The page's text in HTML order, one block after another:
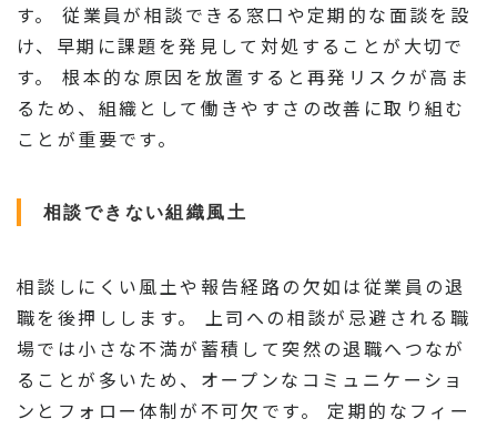
す。 従業員が相談できる窓口や定期的な面談を設
け、早期に課題を発見して対処することが大切で
す。 根本的な原因を放置すると再発リスクが高ま
るため、組織として働きやすさの改善に取り組む
ことが重要です。
相談できない組織風土
相談しにくい風土や報告経路の欠如は従業員の退
職を後押しします。 上司への相談が忌避される職
場では小さな不満が蓄積して突然の退職へつなが
ることが多いため、オープンなコミュニケーショ
ンとフォロー体制が不可欠です。 定期的なフィー